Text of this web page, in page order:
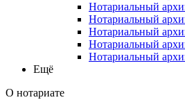
Нотариальный
Нотариальный
Нотариальный
Нотариальный
Нотариальный
Ещё
О нотариате